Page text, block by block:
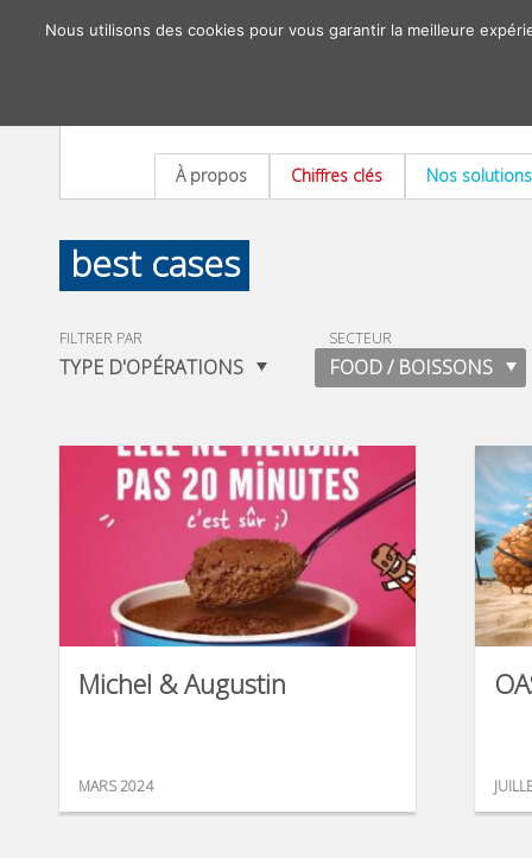
À propos Chiffres clés Nos solutions
best cases
FILTRER PAR
TYPE D'OPÉRATIONS
SECTEUR
FOOD / BOISSONS
Michel & Augustin
MARS 2024
Nous utilisons des cookies pour vous garantir la meilleure